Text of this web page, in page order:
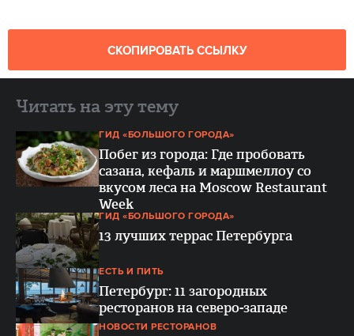
СКОПИРОВАТЬ ССЫЛКУ
Читать на эту тему
ГИД «БОЛЬШОГО ГОРОДА»
Побег из города: Где пробовать
сазана, кефаль и маршмеллоу со
вкусом леса на Мoscow Restaurant
Week
ГИД «БОЛЬШОГО ГОРОДА»
13 лучших террас Петербурга
ЕСТЬ И ПИТЬ
Петербург: 11 загородных
ресторанов на северо-западе
НОВОСТИ РЕСТОРАНОВ